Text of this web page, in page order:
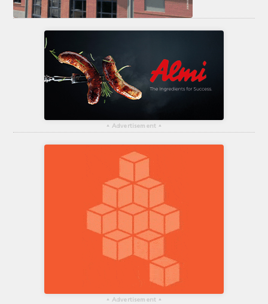
▴ Advertisement ▴
▴ Advertisement ▴